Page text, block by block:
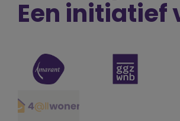
Een initiatief